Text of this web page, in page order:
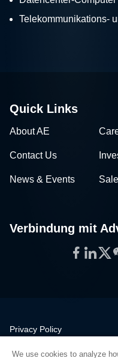
Telekommunikations-
Quick Links
About AE
Contact Us
News & Events
Verbindung mit
Privacy Policy
We use cookies to analyze